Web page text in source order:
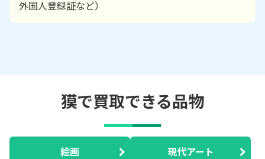
外国人登録証など）
獏で買取できる品物
絵画 現代アート